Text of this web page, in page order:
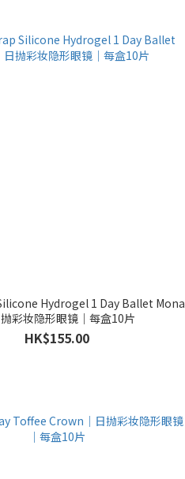
Hydrogel 1 Day Ballet Mona
抛彩妆隐形眼镜｜每盒10片
HK$155.00